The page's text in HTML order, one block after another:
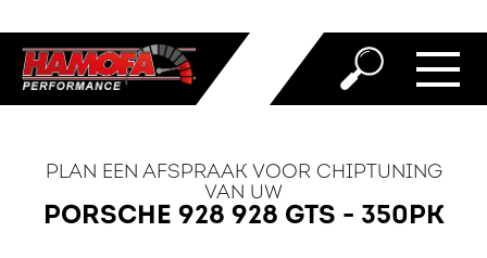
PLAN EEN AFSPRAAK VOOR CHIPTUNING
VAN UW
PORSCHE 928 928 GTS - 350PK